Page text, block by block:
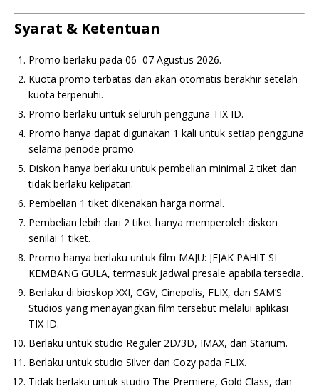
Syarat & Ketentuan
Promo berlaku pada 06–07 Agustus 2026.
Kuota promo terbatas dan akan otomatis berakhir setelah
kuota terpenuhi.
Promo berlaku untuk seluruh pengguna TIX ID.
Promo hanya dapat digunakan 1 kali untuk setiap pengguna
selama periode promo.
Diskon hanya berlaku untuk pembelian minimal 2 tiket dan
tidak berlaku kelipatan.
Pembelian 1 tiket dikenakan harga normal.
Pembelian lebih dari 2 tiket hanya memperoleh diskon
senilai 1 tiket.
Promo hanya berlaku untuk film MAJU: JEJAK PAHIT SI
KEMBANG GULA, termasuk jadwal presale apabila tersedia.
Berlaku di bioskop XXI, CGV, Cinepolis, FLIX, dan SAM’S
Studios yang menayangkan film tersebut melalui aplikasi
TIX ID.
Berlaku untuk studio Reguler 2D/3D, IMAX, dan Starium.
Berlaku untuk studio Silver dan Cozy pada FLIX.
Tidak berlaku untuk studio The Premiere, Gold Class, dan